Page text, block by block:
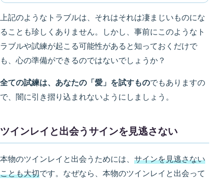
上記のようなトラブルは、それはそれは凄まじいものにな
ることも珍しくありません。しかし、事前にこのようなト
ラブルや試練が起こる可能性があると知っておくだけで
も、心の準備ができるのではないでしょうか？
全ての試練は、あなたの「愛」を試すものでもありますの
で、闇に引き摺り込まれないようにしましょう。
ツインレイと出会うサインを見逃さない
本物のツインレイと出会うためには、 サインを見逃さない
ことも大切です。なぜなら、本物のツインレイと出会って